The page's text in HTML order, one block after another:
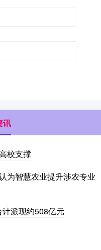
讯
校支撑
为智慧农业提升涉农专业
派现约508亿元